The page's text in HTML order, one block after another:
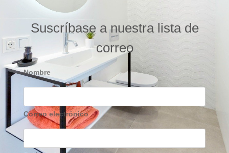
Suscríbase a nuestra lista de
correo
Nombre
Correo electrónico